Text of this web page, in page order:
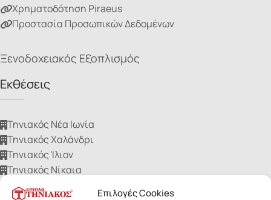
Επιλογές Cookies
Χρηματοδότηση Piraeus
Προστασία Προσωπικών Δεδομένων
Ξενοδοχειακός Εξοπλισμός
Εκθέσεις
Τηνιακός Νέα Ιωνία
Τηνιακός Χαλάνδρι
Τηνιακός Ίλιον
Τηνιακός Νίκαια
Τηνιακός Ηλιούπολη